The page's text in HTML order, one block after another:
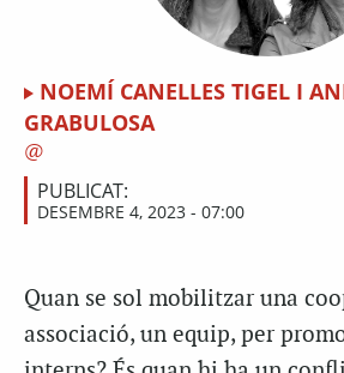
NOEMÍ CANELLES TIGEL I
GRABULOSA
PUBLICAT:
DESEMBRE 4, 2023 - 07:00
Quan se sol mobilitzar una
associació, un equip, per